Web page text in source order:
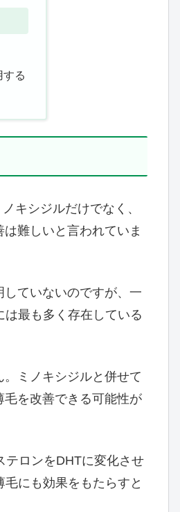
る
キシジルだけでなく、
難しいと言われていま
ていないのですが、一
は最も多く存在している
ミノキシジルと併せて
毛を改善できる可能性が
テロンをDHTに変化させ
にも効果をもたらすと